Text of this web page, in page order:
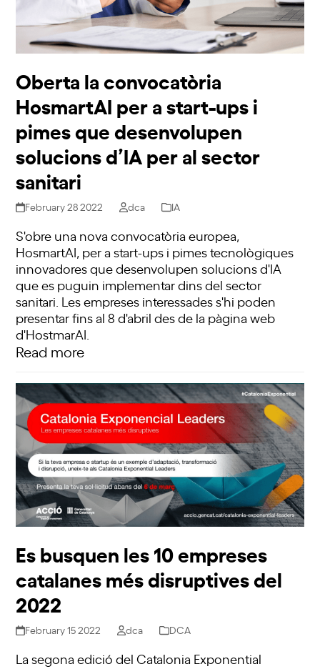
Oberta la convocatòria
HosmartAI per a start-ups i
pimes que desenvolupen
solucions d’IA per al sector
sanitari
February 28 2022 dca IA
S'obre una nova convocatòria europea,
HosmartAI, per a start-ups i pimes tecnològiques
innovadores que desenvolupen solucions d'IA
que es puguin implementar dins del sector
sanitari. Les empreses interessades s'hi poden
presentar fins al 8 d'abril des de la pàgina web
d'HostmarAI.
Read more
Es busquen les 10 empreses
catalanes més disruptives del
2022
February 15 2022 dca DCA
La segona edició del Catalonia Exponential